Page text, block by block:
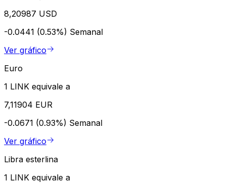
8,20987 USD
-0.0441 (0.53%) Semanal
Ver gráfico
Euro
1 LINK equivale a
7,11904 EUR
-0.0671 (0.93%) Semanal
Ver gráfico
Libra esterlina
1 LINK equivale a